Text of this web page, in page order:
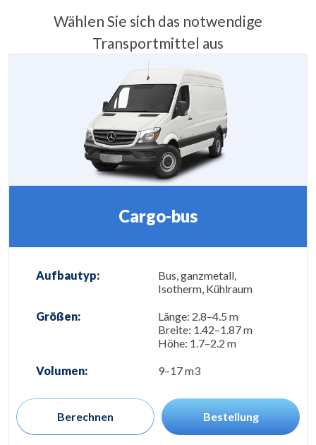
Wählen Sie sich das notwendige
Transportmittel aus
Cargo-bus
Aufbautyp:
Bus, ganzmetall,
Isotherm, Kühlraum
Größen:
Länge: 2.8–4.5 m
Breite: 1.42–1.87 m
Höhe: 1.7–2.2 m
Volumen: 9–17 m3
Berechnen Bestellung